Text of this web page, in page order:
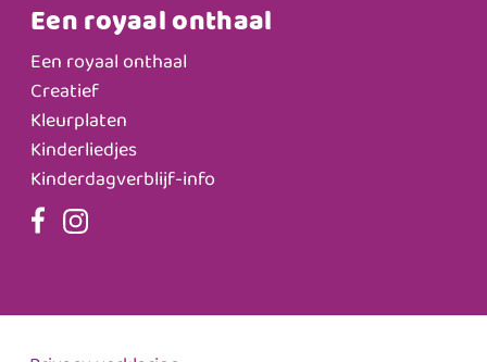
Een royaal onthaal
Een royaal onthaal
Creatief
Kleurplaten
Kinderliedjes
Kinderdagverblijf-info